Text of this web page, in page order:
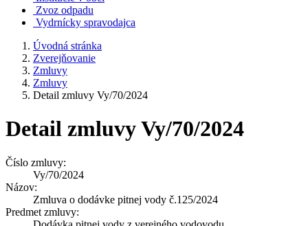
Zvoz odpadu
Vydrnícky spravodajca
Úvodná stránka
Zverejňovanie
Zmluvy
Zmluvy
Detail zmluvy Vy/70/2024
Detail zmluvy Vy/70/2024
Číslo zmluvy:
Vy/70/2024
Názov:
Zmluva o dodávke pitnej vody č.125/2024
Predmet zmluvy: